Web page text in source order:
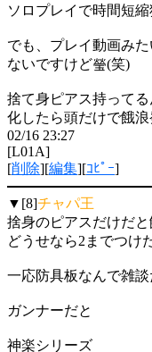
ソロプレイで時間短
でも、プレイ動画み
ないですけど瑩(笑)
捨て身ピアス持って
化したら頭だけで餓
02/16 23:27
[L01A]
[削除][編集][ｺﾋﾟｰ]
▼[8]チャパ王
捨身のピアスだけだと
どうせなら2までつけ
一応防具板なんで雑
ガンナーだと
神楽シリーズ